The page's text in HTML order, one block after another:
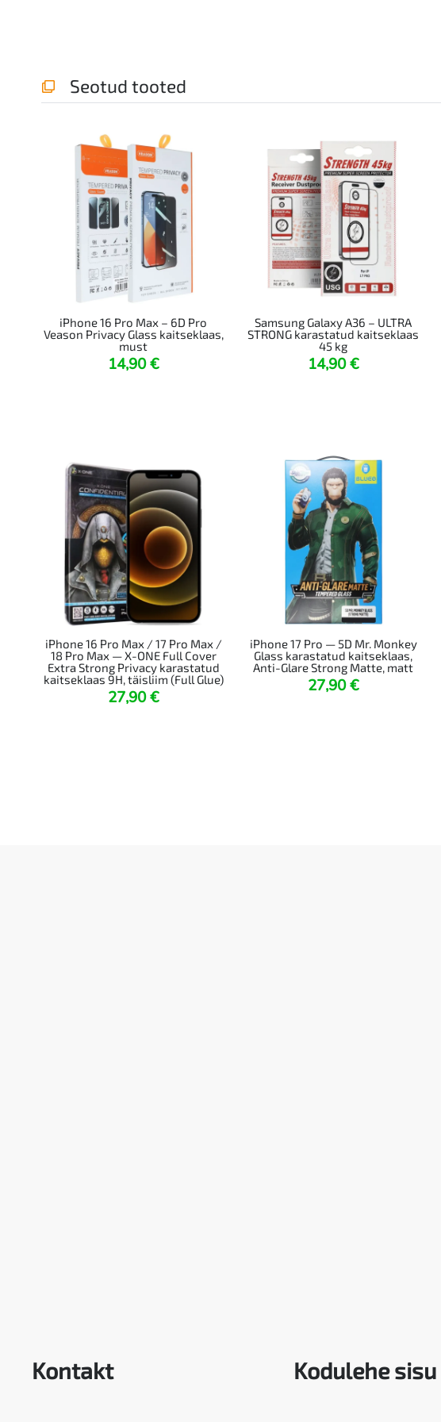
Seotud tooted
iPhone 16 Pro Max – 6D Pro
Veason Privacy Glass kaitseklaas,
must
14,90€
Samsung Galaxy A36 – ULTRA
STRONG karastatud kaitseklaas
45 kg
14,90€
iPhone 16 Pro Max / 17 Pro Max /
18 Pro Max — X-ONE Full Cover
Extra Strong Privacy karastatud
kaitseklaas 9H, täisliim (Full Glue)
27,90€
iPhone 17 Pro — 5D Mr. Monkey
Glass karastatud kaitseklaas,
Anti-Glare Strong Matte, matt
27,90€
Kontakt Kodulehe sisu